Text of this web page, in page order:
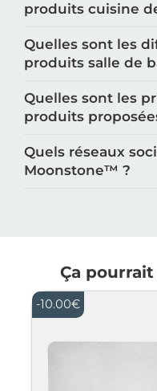
produits cuisine
Quelles sont les
produits salle de
Quelles sont les
produits
Quels réseaux
Moonstone™️ ?
Ça
-10.00€